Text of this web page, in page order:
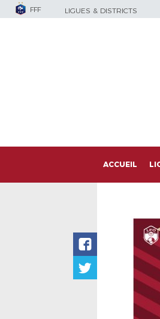
FFF LIGUES & DISTRICTS
ACCUEIL